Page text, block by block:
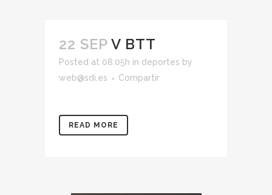
22 SEP V BTT
Posted at 08:05h in deportes by
web@sdi.es
Compartir
READ MORE